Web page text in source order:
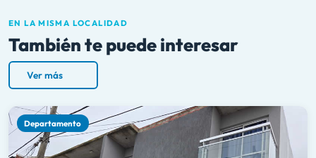
EN LA MISMA LOCALIDAD
También te puede interesar
Ver más
Departamento